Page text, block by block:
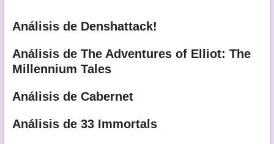
Análisis de Denshattack!
Análisis de The Adventures of Elliot: The
Millennium Tales
Análisis de Cabernet
Análisis de 33 Immortals